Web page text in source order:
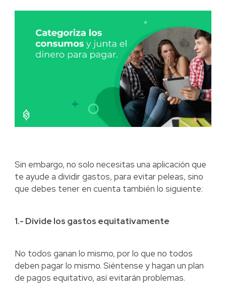
Sin embargo, no solo necesitas una aplicación que
te ayude a dividir gastos, para evitar peleas, sino
que debes tener en cuenta también lo siguiente:
1.- Divide los gastos equitativamente
No todos ganan lo mismo, por lo que no todos
deben pagar lo mismo. Siéntense y hagan un plan
de pagos equitativo, así evitarán problemas.